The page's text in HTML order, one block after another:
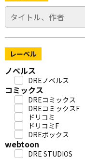
レーベル
ノベルス
DREノベルス
コミックス
DREコミックス
DREコミックスF
ドリコミ
ドリコミF
DREボックス
webtoon
DRE STUDIOS